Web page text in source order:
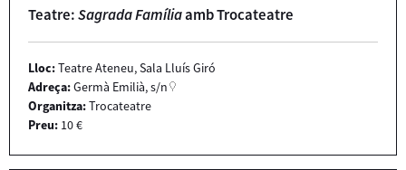
Teatre:Sagrada Famíliaamb Trocateatre
Lloc:Teatre Ateneu, Sala Lluís Giró
Adreça:Germà Emilià, s/n
Organitza:Trocateatre
Preu: 10 €